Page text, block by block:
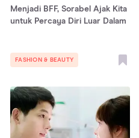
Menjadi BFF, Sorabel Ajak Kita
untuk Percaya Diri Luar Dalam
FASHION & BEAUTY